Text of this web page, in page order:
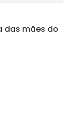
das mães do